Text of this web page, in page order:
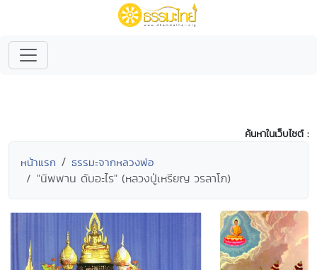
ค้นหาในเว็บไซต์ :
หน้าแรก ธรรมะจากหลวงพ่อ
"นิพพาน ดับอะไร" (หลวงปู่เหรียญ วรลาโภ)